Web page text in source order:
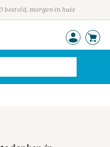
besteld, morgen in huis